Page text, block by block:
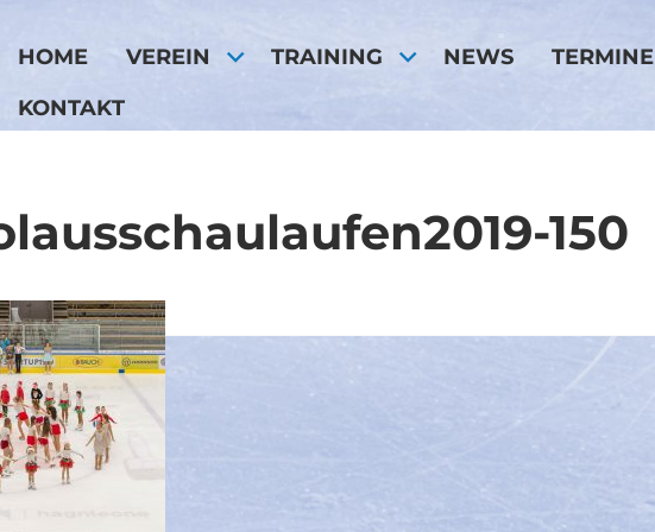
HOME VEREIN TRAINING NEWS TERMINE
KONTAKT
150